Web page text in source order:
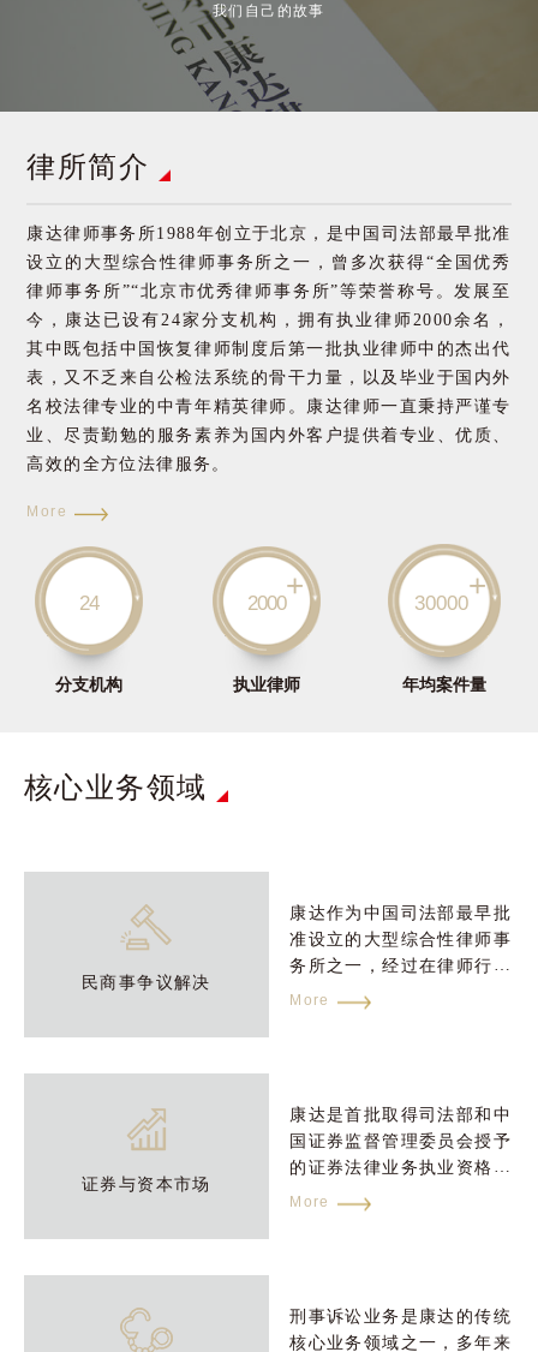
我们自己的故事
律所简介
康达律师事务所1988年创立于北京，是中国司法部最早批准
设立的大型综合性律师事务所之一，曾多次获得“全国优秀
律师事务所”“北京市优秀律师事务所”等荣誉称号。发展至
今，康达已设有24家分支机构，拥有执业律师2000余名，
其中既包括中国恢复律师制度后第一批执业律师中的杰出代
表，又不乏来自公检法系统的骨干力量，以及毕业于国内外
名校法律专业的中青年精英律师。康达律师一直秉持严谨专
业、尽责勤勉的服务素养为国内外客户提供着专业、优质、
高效的全方位法律服务。
More
24
分支机构
2000+
执业律师
30000+
年均案件量
核心业务领域
民商事争议解决
康达作为中国司法部最早批
准设立的大型综合性律师事
务所之一，经过在律师行业
三十余年的深耕与积累，争
件，案件类型呈现多样化、
复杂化的特点，在最高人民
法院及全国各级法院均有康
达律师代理案件的身影并取
More
证券与资本市场
康达是首批取得司法部和中
国证券监督管理委员会授予
的证券法律业务执业资格的
律师事务所之⼀，从业至今
More
刑事诉讼业务是康达的传统
核心业务领域之一，多年来